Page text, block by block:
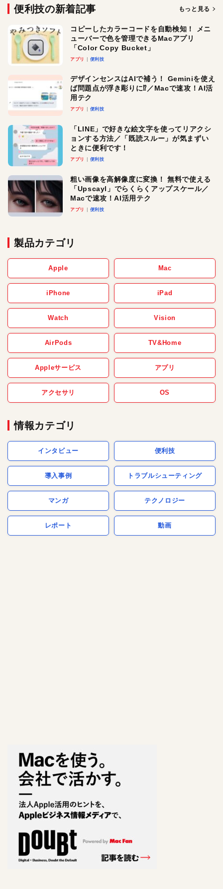
便利技の新着記事 もっと見る
コピーしたカラーコードを自動検知！ メニ
ューバーで色を管理できるMacアプリ
「Color Copy Bucket」
アプリ 便利技
デザインセンスはAIで補う！ Geminiを使え
ば問題点が浮き彫りに⁉︎／Macで速攻！AI活
用テク
アプリ 便利技
「LINE」で好きな絵文字を使ってリアクシ
ョンする方法／「既読スルー」が気まずい
ときに便利です！
アプリ 便利技
粗い画像を高解像度に変換！ 無料で使える
「Upscayl」でらくらくアップスケール／
Macで速攻！AI活用テク
アプリ 便利技
製品カテゴリ
Apple Mac
iPhone iPad
Watch Vision
AirPods TV&Home
Appleサービス アプリ
アクセサリ OS
情報カテゴリ
インタビュー 便利技
導入事例 トラブルシューティング
マンガ テクノロジー
レポート 動画